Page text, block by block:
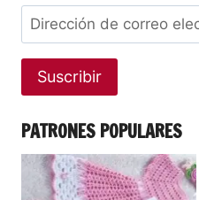
Suscribir
PATRONES POPULARES